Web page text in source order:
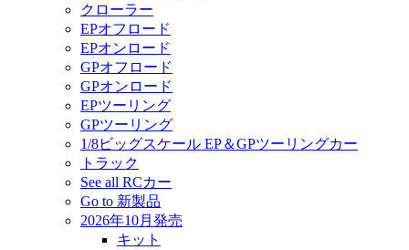
クローラー
EPオフロード
EPオンロード
GPオフロード
GPオンロード
EPツーリング
GPツーリング
1/8ビッグスケール EP＆GPツーリングカー
トラック
See all RCカー
Go to 新製品
2026年10月発売
キット